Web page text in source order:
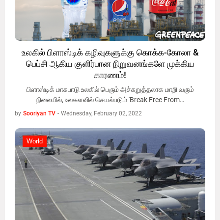
உலகில் பிளாஸ்டிக் கழிவுகளுக்கு கொக்க-கோலா &
பெப்சி ஆகிய குளிர்பான நிறுவனங்களே முக்கிய
காரணம்!
பிளாஸ்டிக் மாசுபாடு உலகில் பெரும் அச்சுறுத்தலாக மாறி வரும்
நிலையில், உலகளவில் செயல்படும் 'Break Free From…
by Sooriyan TV - Wednesday, February 02, 2022
World
World